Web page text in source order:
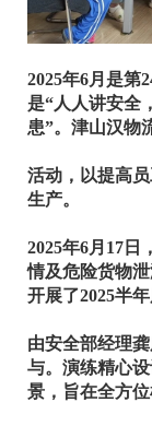
2025年6月是第
是“人人讲安全
患”。津山汉物
活动， 以提高
生产。
2025年6月17日
情及危险货物
开展了2025半
由安全部经理
与。演练精心
景，旨在全方